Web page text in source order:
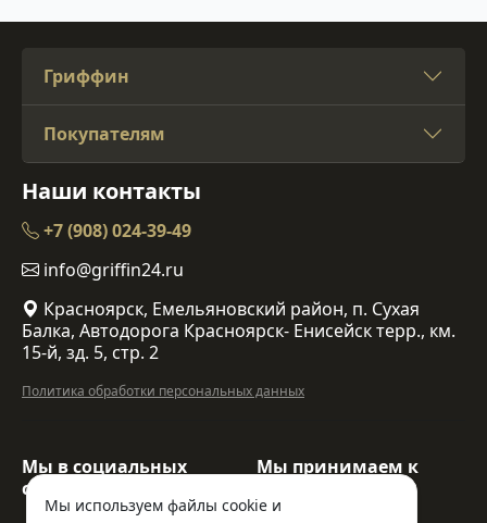
Мы используем файлы cookie и
Гриффин
Покупателям
Наши контакты
+7 (908) 024-39-49
info@griffin24.ru
Красноярск, Емельяновский район, п. Сухая
Балка, Автодорога Красноярск- Енисейск терр., км.
15-й, зд. 5, стр. 2
Политика обработки персональных данных
Мы в социальных
сетях:
Мы принимаем к